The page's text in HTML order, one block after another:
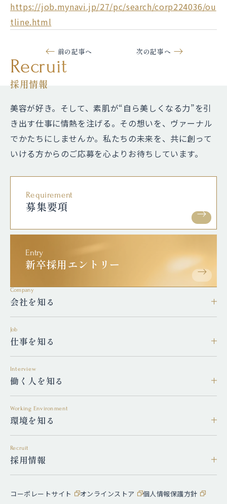
https://job.mynavi.jp/27/pc/search/corp224036/ou
tline.html
前の記事へ
新着情報一覧へ
次の記事へ
Recruit
採用情報
美容が好き。そして、素肌が“自ら美しくなる力”を引
き出す仕事に情熱を注げる。 その想いを、ヴァーナル
でかたちにしませんか。私たちの未来を、共に創って
いける方からのご応募を心よりお待ちしています。
Requirement
募集要項
Entry
新卒採用エントリー
Company
会社を知る
Job
仕事を知る
Interview
働く人を知る
Working Environment
環境を知る
Recruit
採用情報
コーポレートサイト オンラインストア 個人情報保護方針